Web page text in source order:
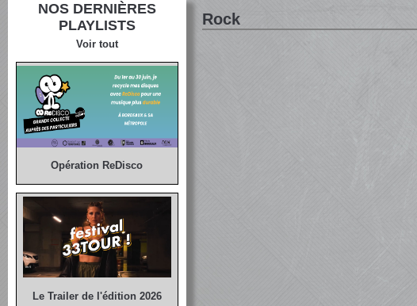
NOS DERNIÈRES
PLAYLISTS
Voir tout
Opération ReDisco
Le Trailer de l'édition 2026
Rock